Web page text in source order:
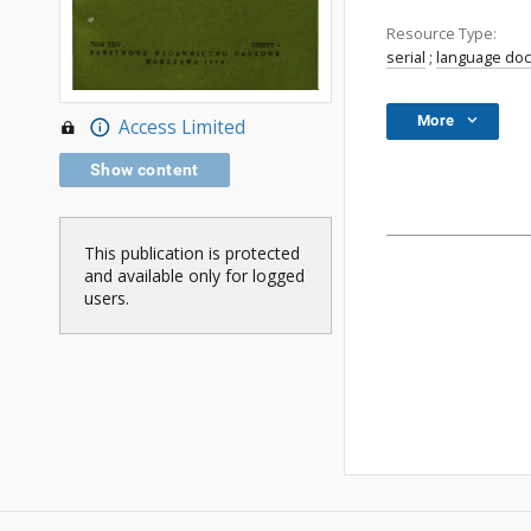
Access Limited
Show content
This publication is protected
and available only for logged
users.
Resource Type:
serial ; language
More